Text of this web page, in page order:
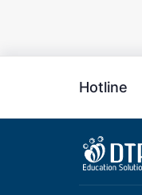
Hotline